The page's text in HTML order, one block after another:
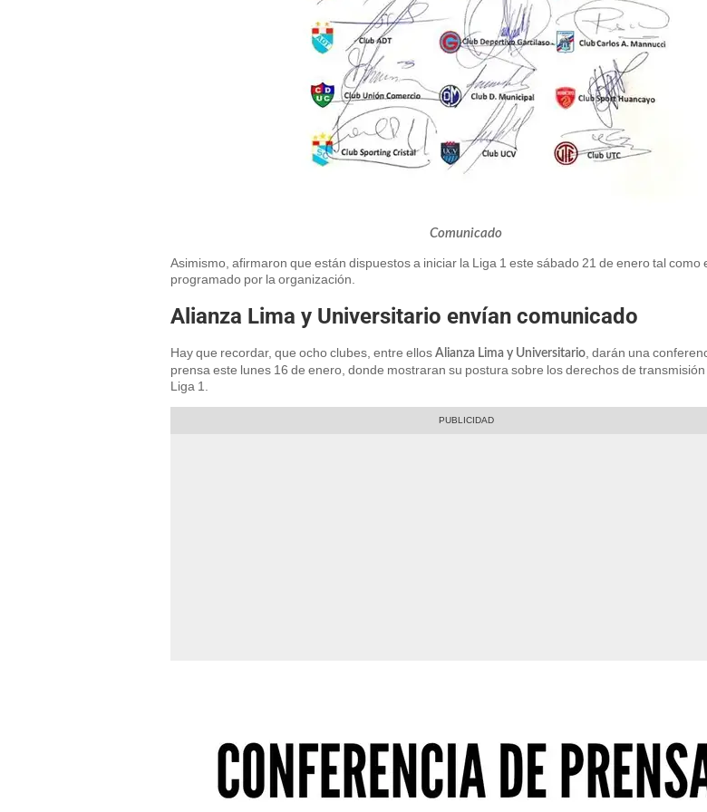
Comunicado
Asimismo, afirmaron que están dispuestos a iniciar la Liga 1 este sábado 21 de enero tal como
programado por la organización.
Alianza Lima y Universitario envían comunicado
Hay que recordar, que ocho clubes, entre ellos Alianza Lima y Universitario, darán una
prensa este lunes 16 de enero, donde mostraran su postura sobre los derechos de transmisión
Liga 1.